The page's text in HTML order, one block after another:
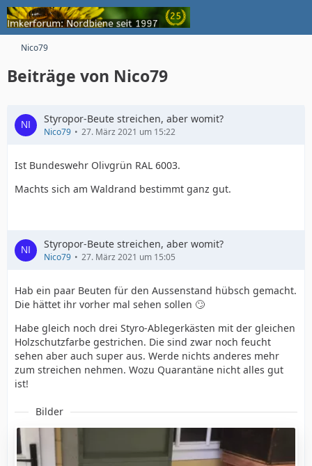
Nico79
Beiträge von Nico79
Styropor-Beute streichen, aber womit?
Nico79 27. März 2021 um 15:22
Ist Bundeswehr Olivgrün RAL 6003.
Machts sich am Waldrand bestimmt ganz gut.
Styropor-Beute streichen, aber womit?
Nico79 27. März 2021 um 15:05
Hab ein paar Beuten für den Aussenstand hübsch gemacht.
Die hättet ihr vorher mal sehen sollen 🙄
Habe gleich noch drei Styro-Ablegerkästen mit der gleichen
Holzschutzfarbe gestrichen. Die sind zwar noch feucht
sehen aber auch super aus. Werde nichts anderes mehr
zum streichen nehmen. Wozu Quarantäne nicht alles gut
ist!
Bilder